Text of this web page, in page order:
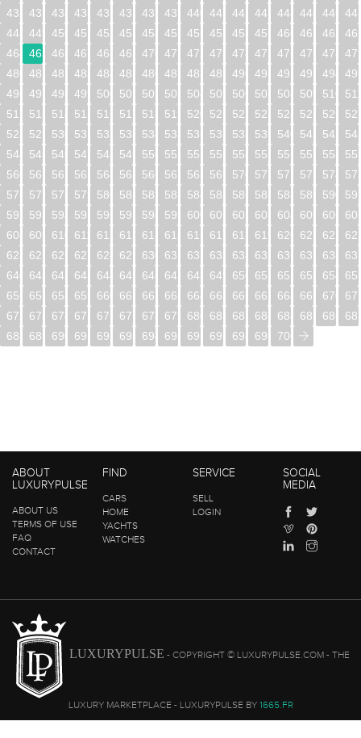
432
433 434 435 436 437 438 439 440 441 442 443 444 445 446
448
449 450 451 452 453 454 455 456 457 458 459 460 461 462
464
465 466 467 468 469 470 471 472 473 474 475 476 477 478
480
481 482 483 484 485 486 487 488 489 490 491 492 493 494
496
497 498 499 500 501 502 503 504 505 506 507 508 509 510
512
513 514 515 516 517 518 519 520 521 522 523 524 525 526
528
529 530 531 532 533 534 535 536 537 538 539 540 541 542
544
545 546 547 548 549 550 551 552 553 554 555 556 557 558
560
561 562 563 564 565 566 567 568 569 570 571 572 573 574
576
577 578 579 580 581 582 583 584 585 586 587 588 589 590
592
593 594 595 596 597 598 599 600 601 602 603 604 605 606
608
609 610 611 612 613 614 615 616 617 618 619 620 621 622
624
625 626 627 628 629 630 631 632 633 634 635 636 637 638
640
641 642 643 644 645 646 647 648 649 650 651 652 653 654
656
657 658 659 660 661 662 663 664 665 666 667 668 669 670
672
673 674 675 676 677 678 679 680 681 682 683 684 685 686
688
689 690 691 692 693 694 695 696 697 698 699 700
ABOUT
LUXURYPULSE
ABOUT US
TERMS OF USE
FAQ
CONTACT
FIND
CARS
HOME
YACHTS
WATCHES
SERVICE
SELL
LOGIN
SOCIAL
MEDIA
LUXURYPULSE - COPYRIGHT © LUXURYPULSE.COM - THE
LUXURY MARKETPLACE - LUXURYPULSE BY 1665.FR